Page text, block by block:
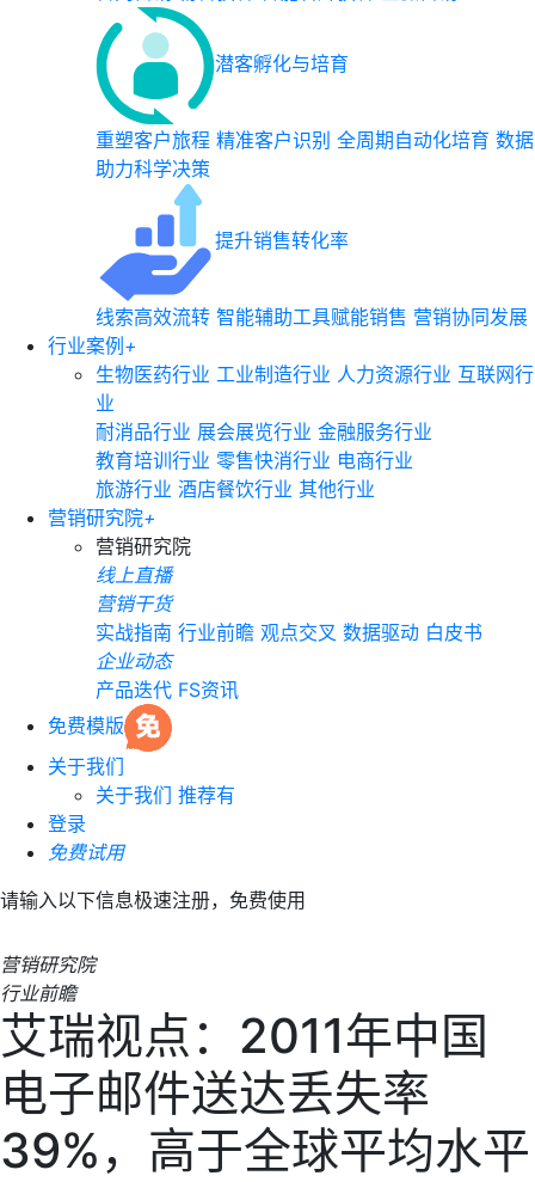
潜客孵化与培育
重塑客户旅程 精准客户识别 全周期自动化培育 数据
助力科学决策
提升销售转化率
线索高效流转 智能辅助工具赋能销售 营销协同发展
行业案例 +
生物医药行业 工业制造行业 人力资源行业 互联网行
业
耐消品行业 展会展览行业 金融服务行业
教育培训行业 零售快消行业 电商行业
旅游行业 酒店餐饮行业 其他行业
营销研究院+
营销研究院
线上直播
营销干货
实战指南 行业前瞻 观点交叉 数据驱动 白皮书
企业动态
产品迭代 FS资讯
免费模版
关于我们
关于我们 推荐有
登录
免费试用
请输入以下信息极速注册，免费使用
营销研究院
行业前瞻
艾瑞视点：2011年中国
电子邮件送达丢失率
39%，高于全球平均水平